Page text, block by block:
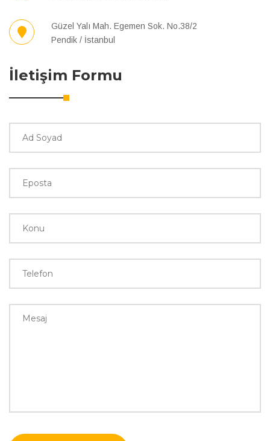
Güzel Yalı Mah. Egemen Sok. No.38/2
Pendik / İstanbul
İletişim Formu